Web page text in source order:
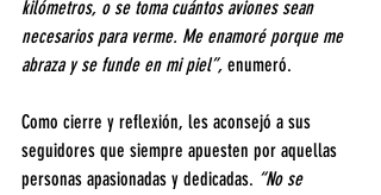
kilómetros, o se toma cuántos aviones sean
necesarios para verme. Me enamoré porque me
abraza y se funde en mi piel”, enumeró.
Como cierre y reflexión, les aconsejó a sus
seguidores que siempre apuesten por aquellas
personas apasionadas y dedicadas. “No se